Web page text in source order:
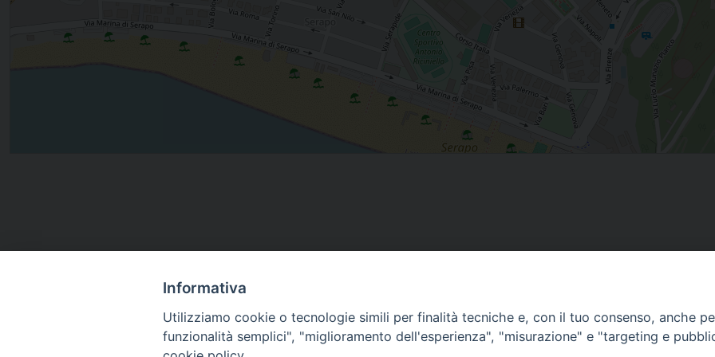
Contatti
Curia
Informativa
Utilizziamo cookie o tecnologie simili per finalità tecniche e, con il tuo consenso, anche
funzionalità semplici", "miglioramento dell'esperienza", "misurazione" e "targeting e